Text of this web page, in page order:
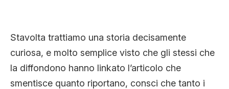
EDITORIALI
TRUFFE E SOCIAL NETWORK
Stavolta trattiamo una storia decisamente
curiosa, e molto semplice visto che gli stessi che
la diffondono hanno linkato l’articolo che
smentisce quanto riportano, consci che tanto i